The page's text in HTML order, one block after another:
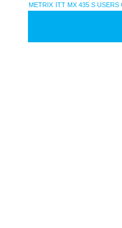
METRIX ITT MX 435 S USERS